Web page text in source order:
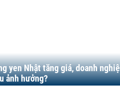
yen Nhật tăng giá, doanh
ảnh hưởng?